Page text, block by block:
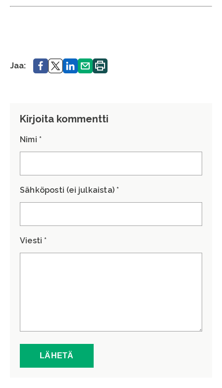
Jaa: Jaa. Jaa.Jaa. Jaa. Tulosta
sivu.
Kirjoita kommentti
Nimi *
Sähköposti (ei julkaista) *
Viesti *